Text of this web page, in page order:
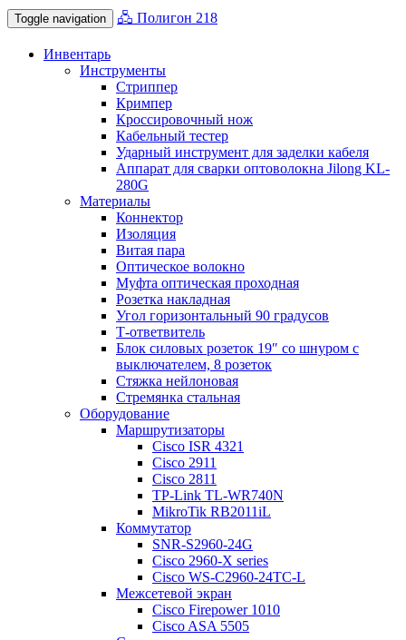
Toggle navigation 🖧 Полигон 218
Инвентарь
Инструменты
Стриппер
Кримпер
Кроссировочный нож
Кабельный тестер
Ударный инструмент для заделки кабеля
Аппарат для сварки оптоволокна Jilong KL-
280G
Материалы
Коннектор
Изоляция
Витая пара
Оптическое волокно
Муфта оптическая проходная
Розетка накладная
Угол горизонтальный 90 градусов
Т-ответвитель
Блок силовых розеток 19″ со шнуром с
выключателем, 8 розеток
Стяжка нейлоновая
Стремянка стальная
Оборудование
Маршрутизаторы
Cisco ISR 4321
Cisco 2911
Cisco 2811
TP-Link TL-WR740N
MikroTik RB2011iL
Коммутатор
SNR-S2960-24G
Cisco 2960-X series
Cisco WS-C2960-24TC-L
Межсетевой экран
Cisco Firepower 1010
Cisco ASA 5505